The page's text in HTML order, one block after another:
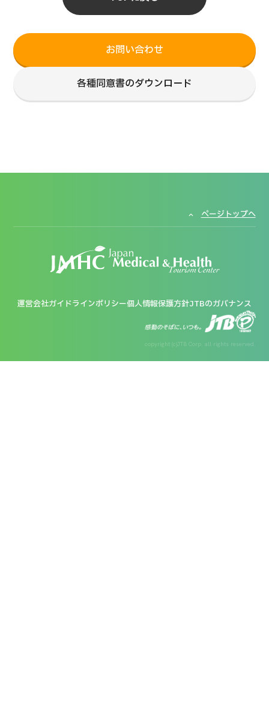
お問い合わせ
各種同意書のダウンロード
ページトップへ
運営会社ガイドラインポリシー個人情報保護方針JTBのガバナンス
copyright (c)JTB Corp. all rights reserved.